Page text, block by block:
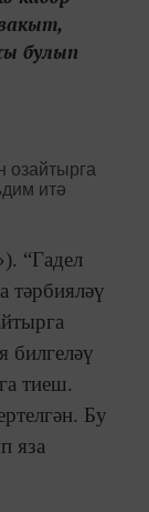
булып
“Гадел
тәрбияләү
билгеләү
тиеш.
Бу
яза